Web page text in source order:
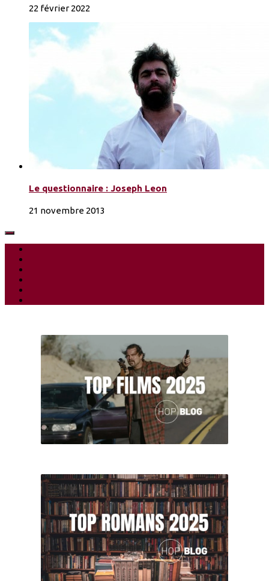
22 février 2022
Le questionnaire : Joseph Leon
21 novembre 2013